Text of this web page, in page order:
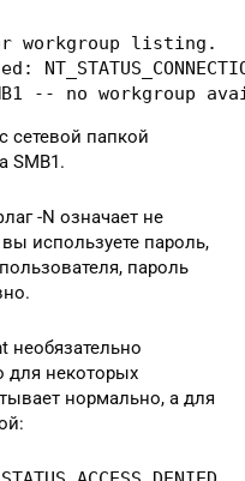
workgroup listing.
-- no workgroup
сетевой папкой
SMB1.
-N означает не
используете пароль,
пароль
необязательно
для некоторых
нормально, а для